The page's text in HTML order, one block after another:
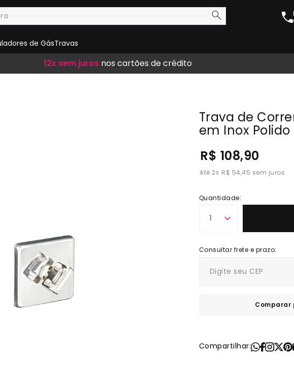
de GásTravas
Frete Grátisem compras acima de R$ 300,00
12x sem juros nos cartões de crédito
10% de descontono boleto
Trava de
em Inox Polido
R$ 108,90
2x R$ 54,45
Quantidade:
1
Comparar
Compartilhar: